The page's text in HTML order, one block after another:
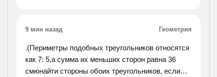
9 мин назад Геометрия
.(Периметры подобных треугольников относятся
как 7: 5,а сумма их меньших сторон равна 36
смюнайти стороны обоих треугольников, если